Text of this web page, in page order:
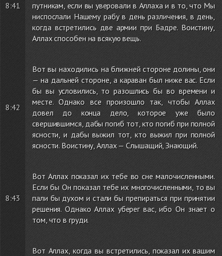
8:41
путникам, если вы уверовали в Аллаха и в то, что Мы
ниспослали Нашему рабу в день различения, в день,
когда встретились две армии при Бадре. Воистину,
Аллах способен на всякую вещь.
8:42
Вот вы находились на ближней стороне долины, они
— на дальней стороне, а караван был ниже вас. Если
бы вы условились, то разошлись бы во времени и
месте. Однако все произошло так, чтобы Аллах
довел до конца дело, которое уже было
свершившимся, дабы погиб тот, кто погиб при полной
ясности, и дабы выжил тот, кто выжил при полной
ясности. Воистину, Аллах — Слышащий, Знающий.
8:43
Вот Аллах показал их тебе во сне малочисленными.
Если бы Он показал тебе их многочисленными, то вы
пали бы духом и стали бы препираться при принятии
решения. Однако Аллах уберег вас, ибо Он знает о
том, что в груди.
Вот Аллах, когда вы встретились, показал их вашим